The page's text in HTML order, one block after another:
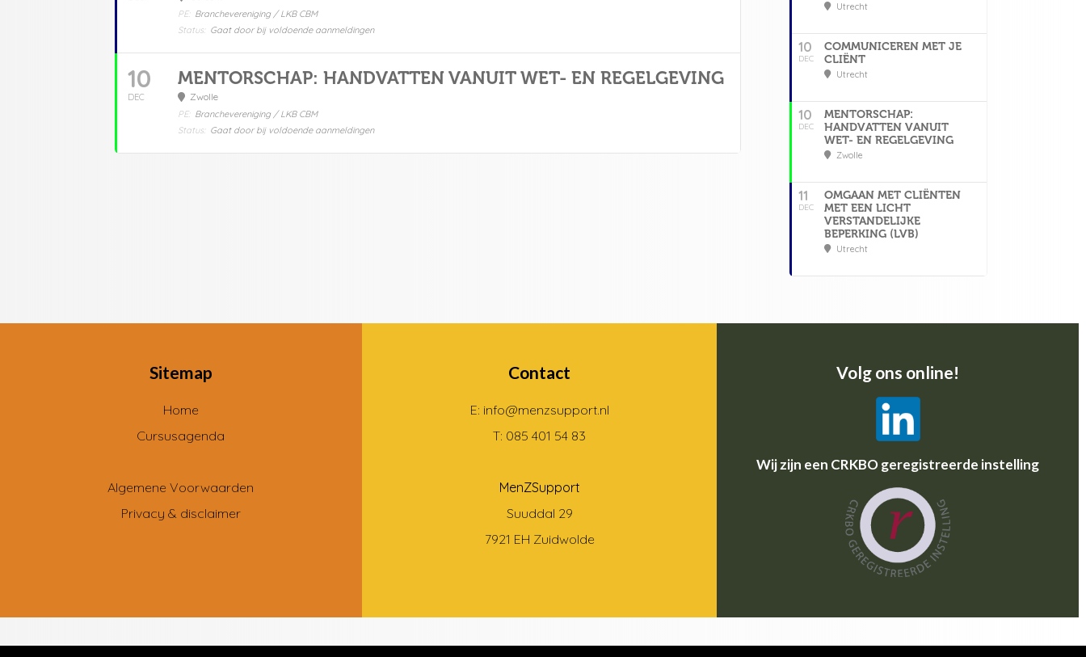
PE: Branchevereniging / LKB CBM
Status:
Gaat door bij voldoende aanmeldingen
10
DEC
MENTORSCHAP: HANDVATTEN VANUIT WET- EN REGELGEVING
Zwolle
PE: Branchevereniging / LKB CBM
Status:
Gaat door bij voldoende aanmeldingen
Utrecht
10
DEC
COMMUNICEREN MET JE
CLIËNT
Utrecht
10
DEC
MENTORSCHAP:
HANDVATTEN VANUIT
WET- EN REGELGEVING
Zwolle
11
DEC
OMGAAN MET CLIËNTEN
MET EEN LICHT
VERSTANDELIJKE
BEPERKING (LVB)
Utrecht
Sitemap
Home
Cursusagenda
Algemene Voorwaarden
Privacy & disclaimer
Contact
E: info@menzsupport.nl
T: 085 401 54 83
MenZSupport
Suuddal 29
7921 EH Zuidwolde
Volg ons online!
Wij zijn een CRKBO geregistreerde instelling